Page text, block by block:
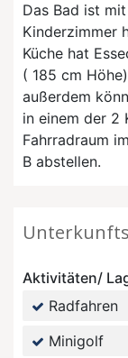
Das Bad ist
Kinderzimmer
Küche hat
( 185 cm
außerdem
in einem der 2
Fahrradraum
B abstellen.
Aktivitäten/
Radfahren
Minigolf